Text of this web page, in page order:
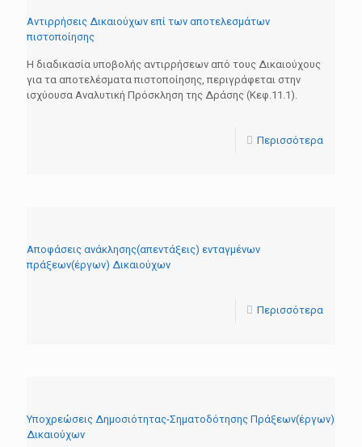
Αντιρρήσεις Δικαιούχων επί των αποτελεσμάτων
πιστοποίησης
H διαδικασία υποβολής αντιρρήσεων από τους Δικαιούχους
για τα αποτελέσματα πιστοποίησης, περιγράφεται στην
ισχύουσα Αναλυτική Πρόσκληση της Δράσης (Κεφ.11.1).
Περισσότερα
Αποφάσεις ανάκλησης(απεντάξεις) ενταγμένων
πράξεων(έργων) Δικαιούχων
Περισσότερα
Υποχρεώσεις Δημοσιότητας-Σηματοδότησης Πράξεων(έργων)
Δικαιούχων